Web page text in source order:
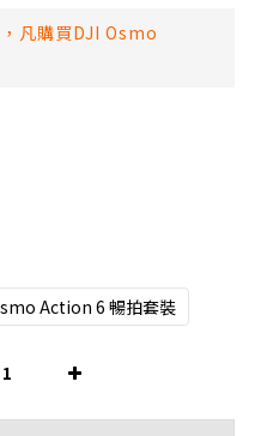
凡購買DJI Osmo
Action 6 暢拍套裝